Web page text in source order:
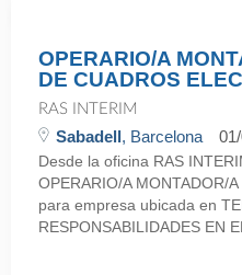
OPERARIO/A
DE CUADROS
RAS INTERIM
Sabadell, Barcelona
Desde la oficina RAS
OPERARIO/A MONTADOR/
para empresa ubicada en
RESPONSABILIDADES EN